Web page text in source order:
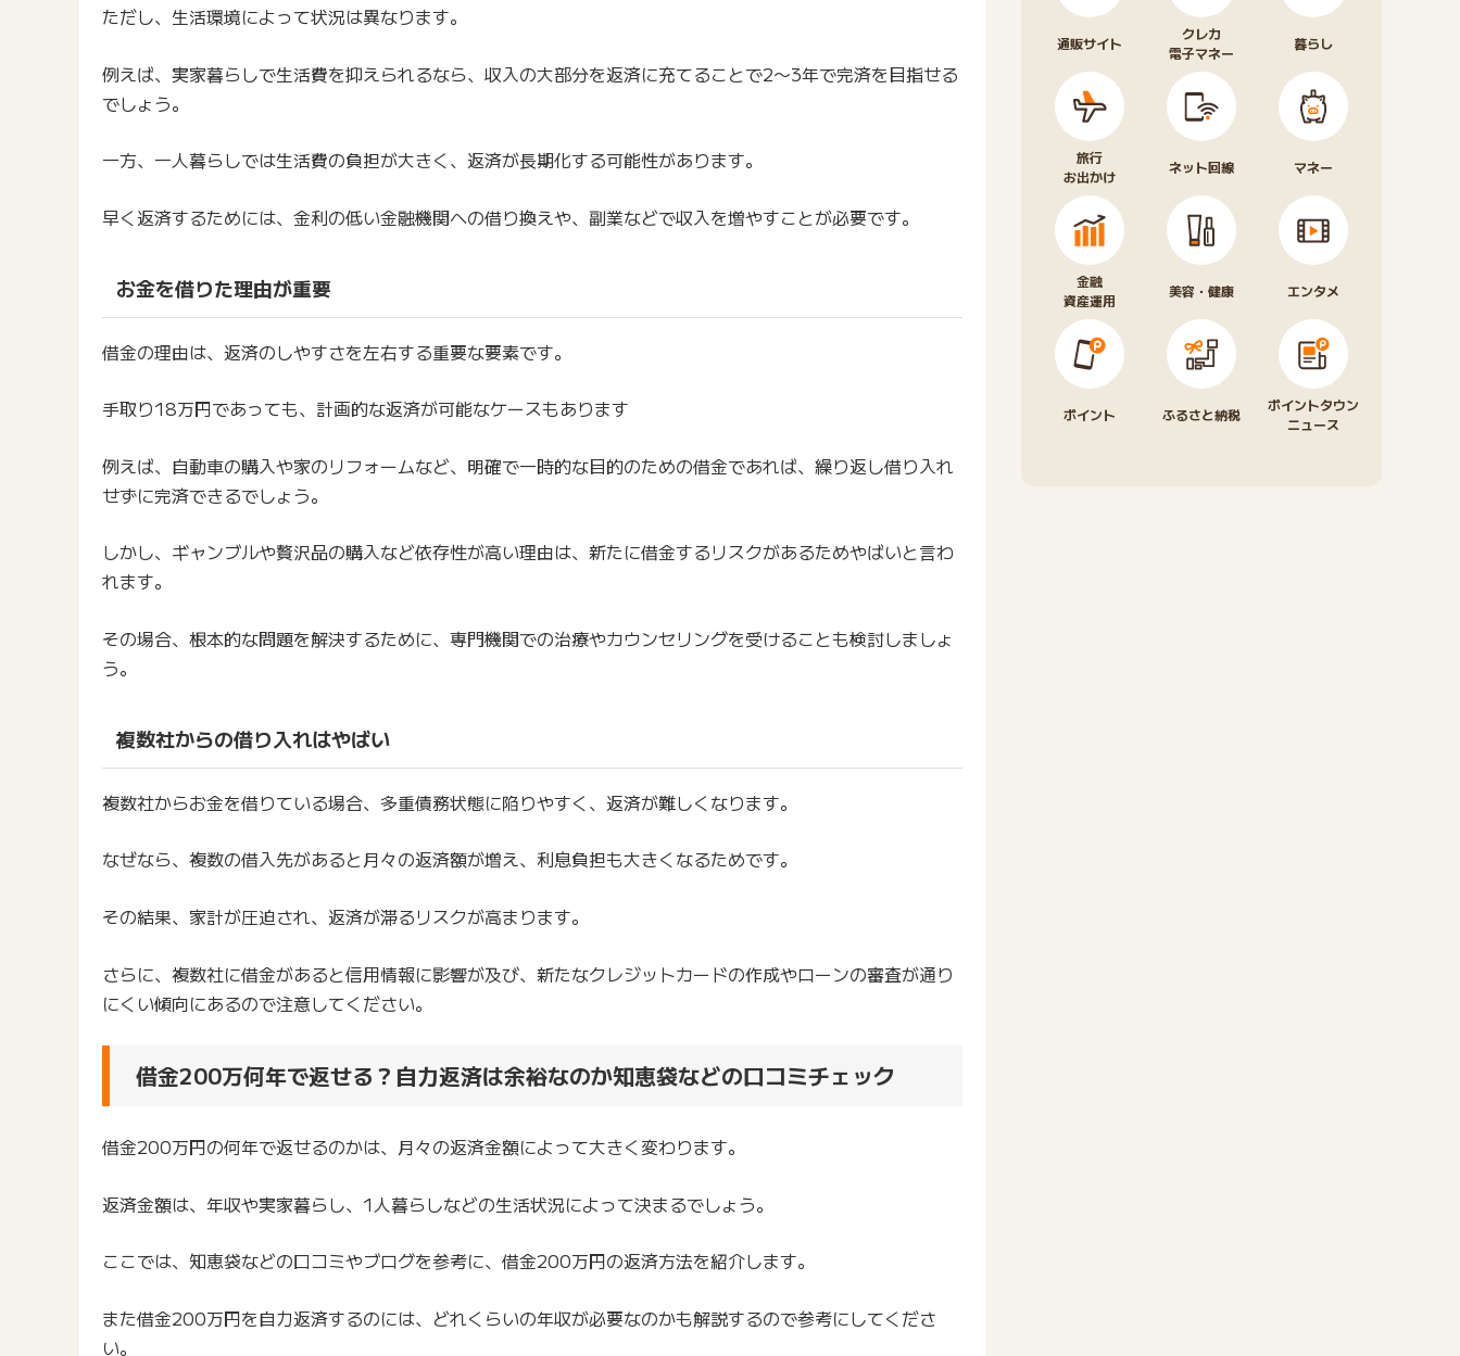
ただし、生活環境によって状況は異なります。
例えば、実家暮らしで生活費を抑えられるなら、収入の大部分を返済に充てることで2〜3年で完済を目指せる
でしょう。
一方、一人暮らしでは生活費の負担が大きく、返済が長期化する可能性があります。
早く返済するためには、金利の低い金融機関への借り換えや、副業などで収入を増やすことが必要です。
お金を借りた理由が重要
借金の理由は、返済のしやすさを左右する重要な要素です。
手取り18万円であっても、計画的な返済が可能なケースもあります
例えば、自動車の購入や家のリフォームなど、明確で一時的な目的のための借金であれば、繰り返し借り入れ
せずに完済できるでしょう。
しかし、ギャンブルや贅沢品の購入など依存性が高い理由は、新たに借金するリスクがあるためやばいと言わ
れます。
その場合、根本的な問題を解決するために、専門機関での治療やカウンセリングを受けることも検討しましょ
う。
複数社からの借り入れはやばい
複数社からお金を借りている場合、多重債務状態に陥りやすく、返済が難しくなります。
なぜなら、複数の借入先があると月々の返済額が増え、利息負担も大きくなるためです。
その結果、家計が圧迫され、返済が滞るリスクが高まります。
さらに、複数社に借金があると信用情報に影響が及び、新たなクレジットカードの作成やローンの審査が通り
にくい傾向にあるので注意してください。
借金200万何年で返せる？自力返済は余裕なのか知恵袋などの口コミチェック
借金200万円の何年で返せるのかは、月々の返済金額によって大きく変わります。
返済金額は、年収や実家暮らし、1人暮らしなどの生活状況によって決まるでしょう。
ここでは、知恵袋などの口コミやブログを参考に、借金200万円の返済方法を紹介します。
また借金200万円を自力返済するのには、どれくらいの年収が必要なのかも解説するので参考にしてくださ
い。
通販サイト
クレカ
電子マネー
暮らし
旅行
お出かけ
ネット回線 マネー
金融
資産運用
美容・健康 エンタメ
ポイント ふるさと納税
ポイントタウン
ニュース